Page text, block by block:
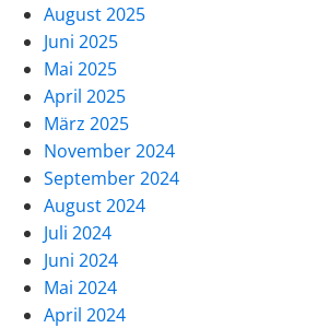
August 2025
Juni 2025
Mai 2025
April 2025
März 2025
November 2024
September 2024
August 2024
Juli 2024
Juni 2024
Mai 2024
April 2024